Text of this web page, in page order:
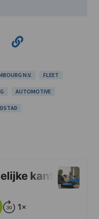
N.V. FLEET
AUTOMOTIVE